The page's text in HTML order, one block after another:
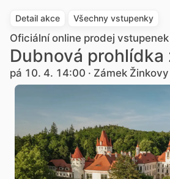
Detail akce Všechny vstupenky
Oficiální online prodej vstupenek
Dubnová prohlídka
pá 10. 4. 14:00 · Zámek Žinkovy